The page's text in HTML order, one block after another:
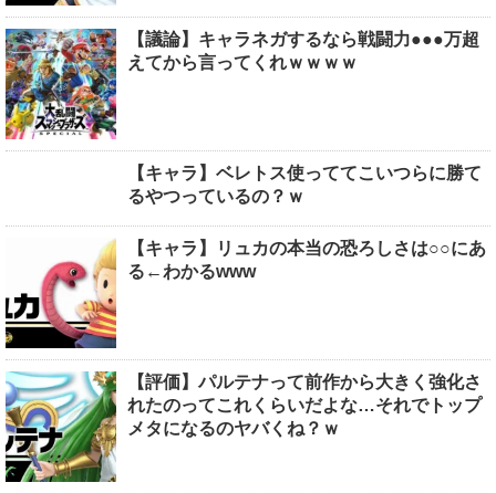
【議論】キャラネガするなら戦闘力●●●万超
えてから言ってくれｗｗｗｗ
【キャラ】ベレトス使っててこいつらに勝て
るやつっているの？ｗ
【キャラ】リュカの本当の恐ろしさは○○にあ
る←わかるwww
【評価】パルテナって前作から大きく強化さ
れたのってこれくらいだよな…それでトップ
メタになるのヤバくね？ｗ